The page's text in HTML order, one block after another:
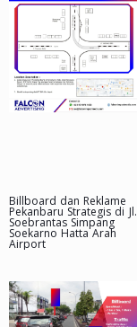
Billboard dan Reklame
Pekanbaru Strategis di Jl.
Soebrantas Simpang
Soekarno Hatta Arah
Airport